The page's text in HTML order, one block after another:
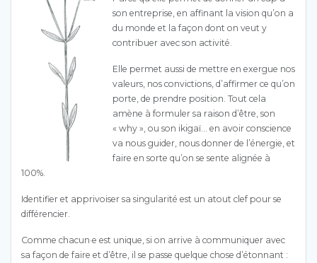
son entreprise, en affinant la vision qu’on a
du monde et la façon dont on veut y
contribuer avec son activité.
Elle permet aussi de mettre en exergue nos
valeurs, nos convictions, d’affirmer ce qu’on
porte, de prendre position. Tout cela
amène à formuler sa raison d’être, son
« why », ou son ikigaï… en avoir conscience
va nous guider, nous donner de l’énergie, et
faire en sorte qu’on se sente alignée à
100%.
Identifier et apprivoiser sa singularité est un atout clef pour se
différencier.
Comme chacun·e est unique, si on arrive à communiquer avec
sa façon de faire et d’être, il se passe quelque chose d’étonnant :